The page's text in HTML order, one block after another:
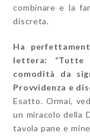
combinare e la
discreta.
Ha
lettera:
comodità da
Provvidenza e
Esatto. Ormai,
un miracolo della
tavola pane e